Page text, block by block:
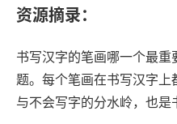
资源摘录：
书写汉字的笔画哪一个最
题。每个笔画在书写汉字
与不会写字的分水岭，也是